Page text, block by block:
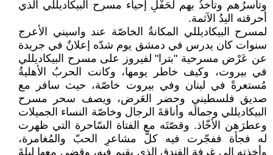
وتأسرُهم وتأخذُ بهم لحَفْلِ إحياء مسرح البيكاديللي الذي
أحرقته اليدُ الآثمة.
لمسرح البيكاديللي المكانةُ الخاصّة عند واسيني الأعرج
سنوات كان يدرس في دمشق يوم شدّه إعلانٌ في جريدة
عن عَرْض مسرحية "بترا" لفيروز على مسرح البيكاديللي
في بيروت، وكيف خاطر يومها، وكانت الحربُ الأهليةُ
مُستعرةً في لبنان وفي بيروت خاصّة، حيث سافر مع
صديق فلسطيني وحضر العَرض، ويصف سحر مسرح
البيكاديللي وجمالَه وأناقةَ الرجال وخاصّة النساء الجميلات
وعطرَهن الأخّاذ. وقصّتَه مع الفتاة السّاحرة التي ظهرت
له فجأة ففجّرت فيه كلَّ مشاعرِ الحبّ والمُغامرة،
وأخذته إلى غرفة الفندق الذي يقيم فيه، وقضى معها ليلةَ